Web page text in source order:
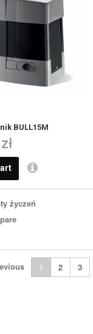
BULL15M
życzeń
1 2 3